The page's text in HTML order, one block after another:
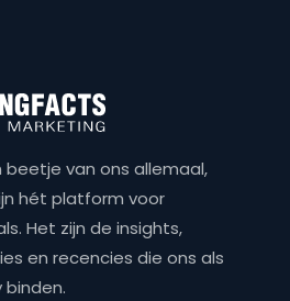
van ons allemaal,
hét platform voor
Het zijn de insights,
en recencies die ons als